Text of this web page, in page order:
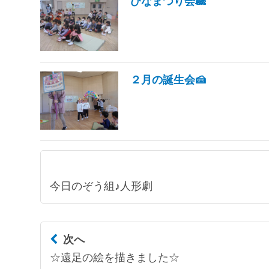
２月の誕生会🍰
今日のぞう組♪人形劇
次へ
☆遠足の絵を描きました☆